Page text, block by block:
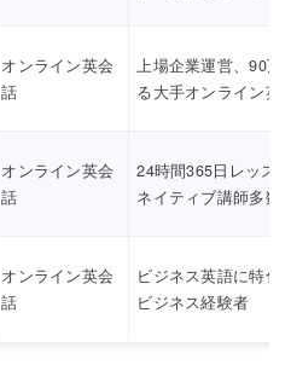
オンライン英会
話
上場企業運営、90万
る大手オンライン英
オンライン英会
話
24時間365日レッス
ネイティブ講師多数
オンライン英会
話
ビジネス英語に特化
ビジネス経験者